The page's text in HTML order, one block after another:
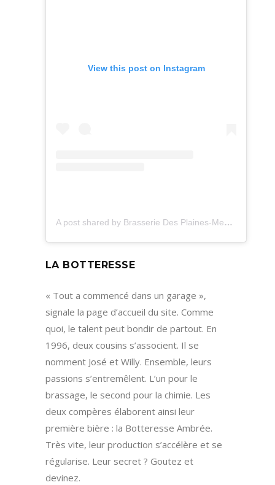
View this post on Instagram
A post shared by Brasserie Des Plaines-Meuse (@korus_hesbyone_murdehuy)
LA BOTTERESSE
« Tout a commencé dans un garage »,
signale la page d’accueil du site. Comme
quoi, le talent peut bondir de partout. En
1996, deux cousins s’associent. Il se
nomment José et Willy. Ensemble, leurs
passions s’entremêlent. L’un pour le
brassage, le second pour la chimie. Les
deux compères élaborent ainsi leur
première bière : la Botteresse Ambrée.
Très vite, leur production s’accélère et se
régularise. Leur secret ? Goutez et
devinez.